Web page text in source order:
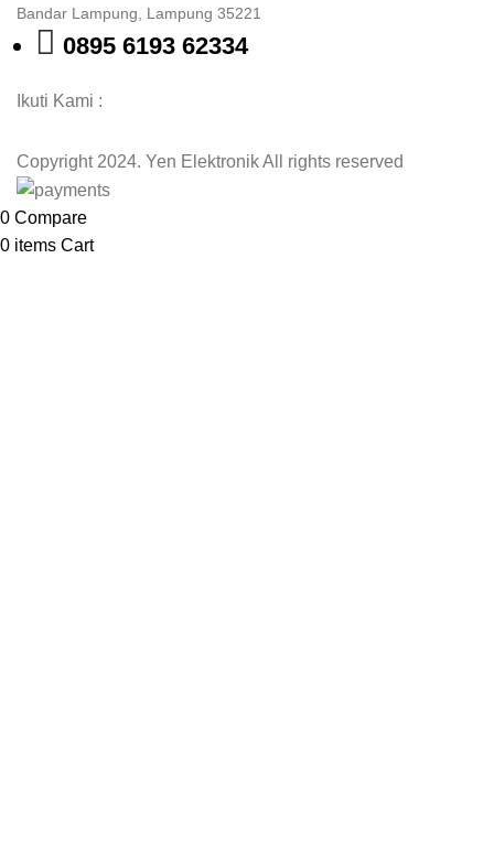
Bandar Lampung, Lampung 35221
0895 6193 62334
Ikuti Kami :
Copyright 2024. Yen Elektronik All rights reserved
0 Compare
0 items Cart